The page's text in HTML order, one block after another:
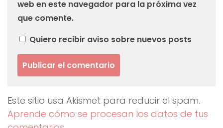
web en este navegador para la próxima vez
que comente.
Quiero recibir aviso sobre nuevos posts
Este sitio usa Akismet para reducir el spam.
Aprende cómo se procesan los datos de tus